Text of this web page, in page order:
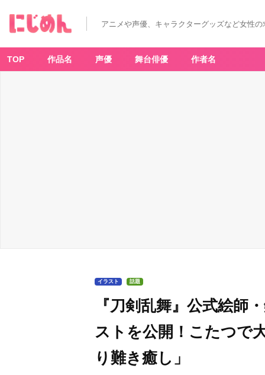
アニメや声優、キャラクターグッズなど女性
TOP 作品名 声優 舞台俳優 作者名
イラスト 話題
『刀剣乱舞』公式絵師
ストを公開！こたつで
り難き癒し」